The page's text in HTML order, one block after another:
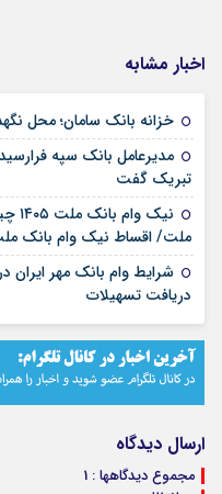
اخبار مشابه
خزانه بانک سامان؛ محل
مدیرعامل بانک سپه
تبریک گفت
ملت/ اقساط نیک وام بانک
دریافت تسهیلات
ارسال دیدگاه
مجموع دیدگاهها : 1